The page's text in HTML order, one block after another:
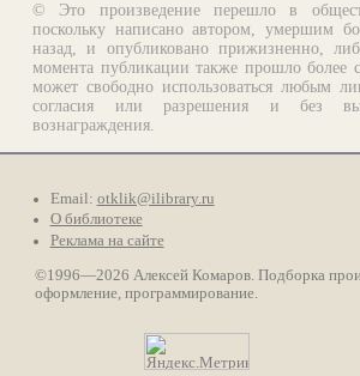
© Это произведение перешло в
поскольку написано автором, умершим
назад, и опубликовано прижизненно,
момента публикации также прошло более
может свободно использоваться любым
согласия или разрешения и без
вознаграждения.
Email: otklik@ilibrary.ru
О библиотеке
Реклама на сайте
©1996—2026 Алексей Комаров. Подборка
оформление, программирование.